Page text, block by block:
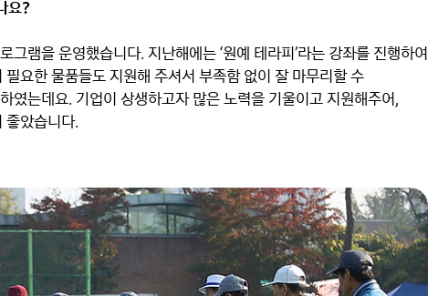
요?
그램을 운영했습니다. 지난해에는 ‘원예 테라피’라는 강좌를 진행하여
요한 물품들도 지원해 주셔서 부족함 없이 잘 마무리할 수
였는데요. 기업이 상생하고자 많은 노력을 기울이고 지원해주어,
좋았습니다.